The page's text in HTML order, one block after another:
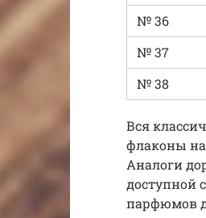
№ 36
№ 37
№ 38
Вся
флаконы
Аналоги
доступной
парфюмов